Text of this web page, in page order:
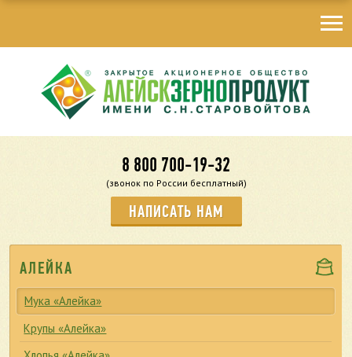
8 800 700-19-32
(звонок по России бесплатный)
НАПИСАТЬ НАМ
АЛЕЙКА
Мука «Алейка»
Крупы «Алейка»